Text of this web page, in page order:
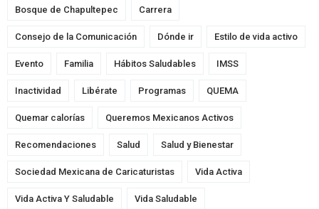
Bosque de Chapultepec Carrera
Consejo de la Comunicación Dónde ir Estilo de vida activo
Evento Familia Hábitos Saludables IMSS
Inactividad Libérate Programas QUEMA
Quemar calorías Queremos Mexicanos Activos
Recomendaciones Salud Salud y Bienestar
Sociedad Mexicana de Caricaturistas Vida Activa
Vida Activa Y Saludable Vida Saludable